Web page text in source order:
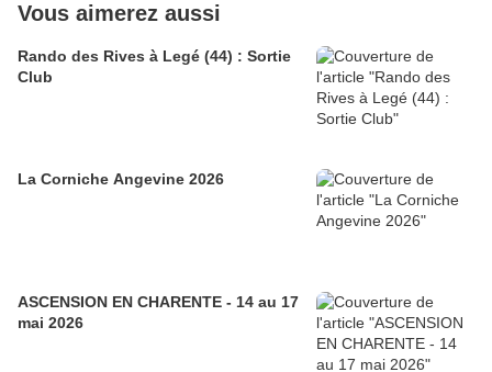
Vous aimerez aussi
Rando des Rives à Legé (44) : Sortie
Club
La Corniche Angevine 2026
ASCENSION EN CHARENTE - 14 au 17
mai 2026